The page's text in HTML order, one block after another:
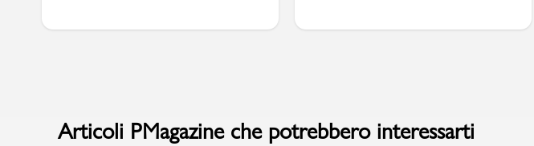
Articoli PMagazine che potrebbero interessarti